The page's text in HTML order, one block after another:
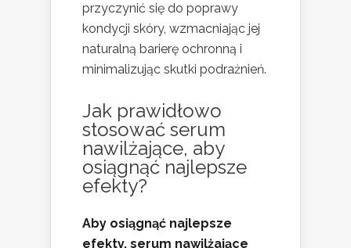
przyczynić się do poprawy
kondycji skóry, wzmacniając jej
naturalną barierę ochronną i
minimalizując skutki podrażnień.
Jak prawidłowo
stosować serum
nawilżające, aby
osiągnąć najlepsze
efekty?
Aby osiągnąć najlepsze
efekty, serum nawilżające